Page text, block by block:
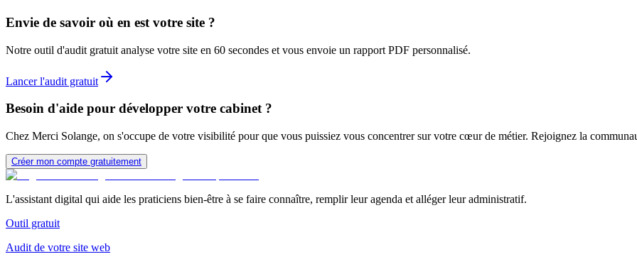
Envie de savoir où en est votre site ?
Notre outil d'audit gratuit analyse votre site en 60 secondes et vous envoie un rapport PDF personnalisé.
Lancer l'audit gratuit
Besoin d'aide pour développer votre cabinet ?
Chez Merci Solange, on s'occupe de votre visibilité pour que vous puissiez vous concentrer sur votre cœur de métier. Rejoignez la
Créer mon compte gratuitement
L'assistant digital qui aide les praticiens bien-être à se faire connaître, remplir leur agenda et alléger leur administratif.
Outil gratuit
Audit de votre site web